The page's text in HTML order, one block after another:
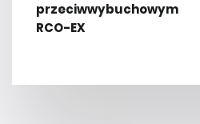
przeciwwybuchowym
RCO-EX